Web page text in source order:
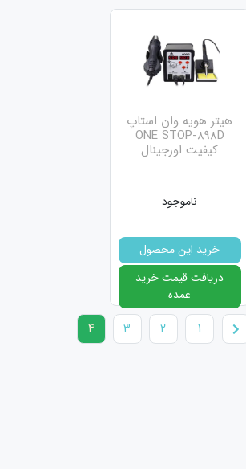
هيتر هويه وان استاپ
ONE STOP-898D
کیفیت اورجینال
ناموجود
خرید این محصول
دریافت قیمت خرید
عمده
1
2
3
4